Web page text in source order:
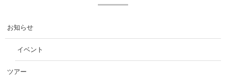
お知らせ
イベント
ツアー